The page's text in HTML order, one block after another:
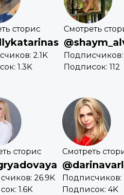
сторис
2.1K
1.3K
Смотреть
Подписчиков:
Подписок: 112
сторис
26.9K
1.6K
Смотреть
Подписчиков:
Подписок: 4K